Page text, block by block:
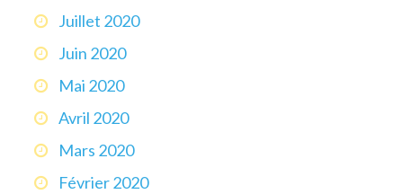
Juillet 2020
Juin 2020
Mai 2020
Avril 2020
Mars 2020
Février 2020